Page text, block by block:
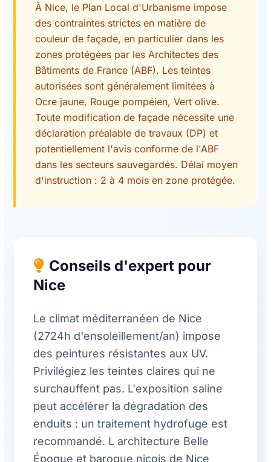
À Nice, le Plan Local d'Urbanisme impose
des contraintes strictes en matière de
couleur de façade, en particulier dans les
zones protégées par les Architectes des
Bâtiments de France (ABF). Les teintes
autorisées sont généralement limitées à
Ocre jaune, Rouge pompéien, Vert olive.
Toute modification de façade nécessite une
déclaration préalable de travaux (DP) et
potentiellement l'avis conforme de l'ABF
dans les secteurs sauvegardés. Délai moyen
d'instruction : 2 à 4 mois en zone protégée.
Conseils d'expert pour
Nice
Le climat méditerranéen de Nice
(2724h d'ensoleillement/an) impose
des peintures résistantes aux UV.
Privilégiez les teintes claires qui ne
surchauffent pas. L'exposition saline
peut accélérer la dégradation des
enduits : un traitement hydrofuge est
recommandé. L architecture Belle
Époque et baroque niçois de Nice